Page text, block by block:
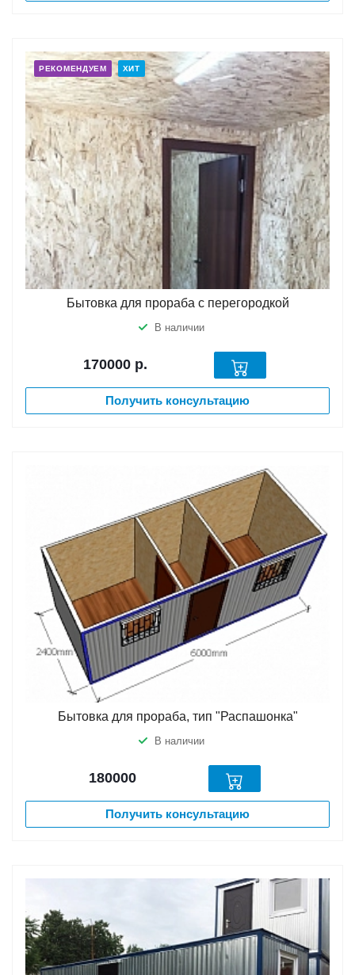
РЕКОМЕНДУЕМ ХИТ
Бытовка для прораба с перегородкой
В наличии
170000 р.
Получить консультацию
Бытовка для прораба, тип "Распашонка"
В наличии
180000
Получить консультацию